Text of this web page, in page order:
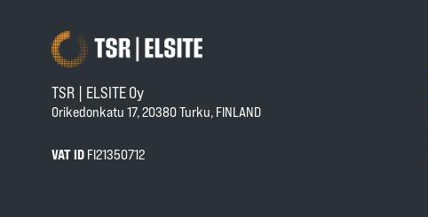
TSR | ELSITE Oy
Orikedonkatu 17, 20380 Turku, FINLAND
VAT ID FI21350712